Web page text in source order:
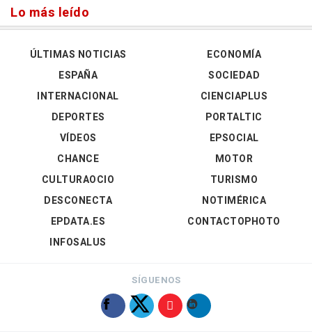
Lo más leído
ÚLTIMAS NOTICIAS
ESPAÑA
INTERNACIONAL
DEPORTES
VÍDEOS
ECONOMÍA
SOCIEDAD
CIENCIAPLUS
PORTALTIC
EPSOCIAL
CHANCE
CULTURAOCIO
DESCONECTA
EPDATA.ES
INFOSALUS
MOTOR
TURISMO
NOTIMÉRICA
CONTACTOPHOTO
SÍGUENOS